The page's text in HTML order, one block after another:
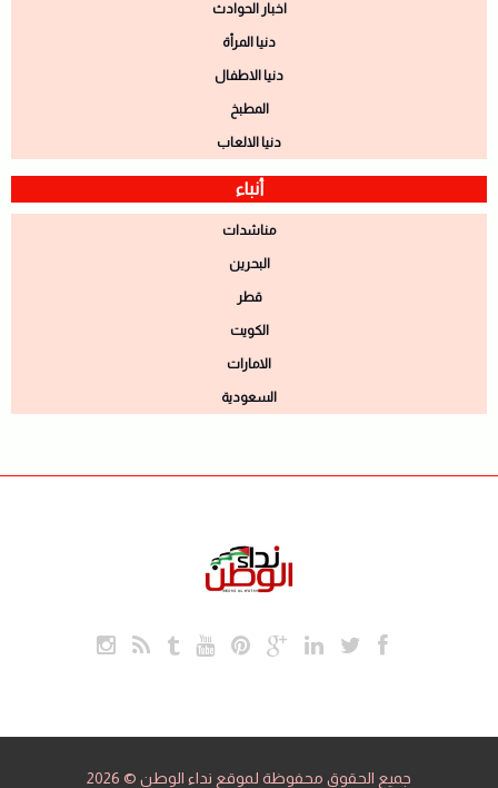
اخبار الحوادث
دنيا المرأة
دنيا الاطفال
المطبخ
دنيا الالعاب
أنباء
مناشدات
البحرين
قطر
الكويت
الامارات
السعودية
جميع الحقوق محفوظة لموقع نداء الوطن © 2026